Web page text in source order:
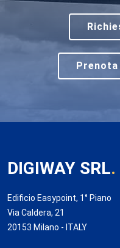
Prenota
DIGIWAY SRL.
Edificio Easypoint, 1° Piano
Via Caldera, 21
20153 Milano - ITALY